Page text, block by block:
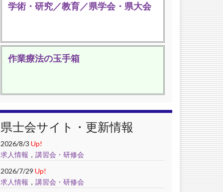
学術・研究／教育／県学会・県大会
作業療法の玉手箱
県士会サイト・更新情報
2026/8/3 Up!
求人情報 ， 講習会・研修会
2026/7/29 Up!
求人情報 ， 講習会・研修会